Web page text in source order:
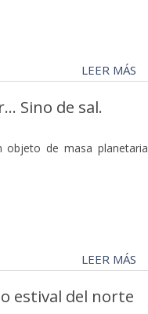
LEER MÁS
Sino de sal.
objeto de masa planetaria
LEER MÁS
estival del norte